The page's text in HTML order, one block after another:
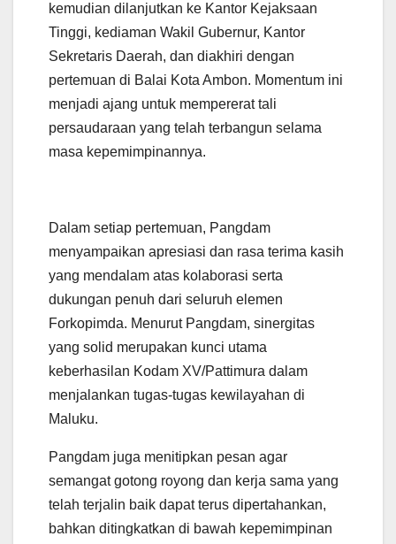
kemudian dilanjutkan ke Kantor Kejaksaan
Tinggi, kediaman Wakil Gubernur, Kantor
Sekretaris Daerah, dan diakhiri dengan
pertemuan di Balai Kota Ambon. Momentum ini
menjadi ajang untuk mempererat tali
persaudaraan yang telah terbangun selama
masa kepemimpinannya.
​Dalam setiap pertemuan, Pangdam
menyampaikan apresiasi dan rasa terima kasih
yang mendalam atas kolaborasi serta
dukungan penuh dari seluruh elemen
Forkopimda. Menurut Pangdam, sinergitas
yang solid merupakan kunci utama
keberhasilan Kodam XV/Pattimura dalam
menjalankan tugas-tugas kewilayahan di
Maluku.
Pangdam juga menitipkan pesan agar
semangat gotong royong dan kerja sama yang
telah terjalin baik dapat terus dipertahankan,
bahkan ditingkatkan di bawah kepemimpinan